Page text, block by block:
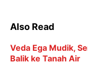
Also Read
Veda Ega Mudik,
Balik ke Tanah Air